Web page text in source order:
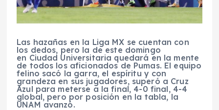
Las hazañas en la Liga MX se cuentan con
los dedos, pero la de este domingo
en Ciudad Universitaria quedará en la mente
de todos los aficionados de Pumas. El equipo
felino sacó la garra, el espíritu y con
grandeza en sus jugadores, superó a Cruz
Azul para meterse a la final, 4-0 final, 4-4
global, pero por posición en la tabla, la
UNAM avanzó.